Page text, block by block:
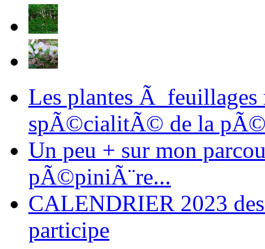
Les plantes Ã feuillages
spÃ©cialitÃ© de la
Un peu + sur mon
pÃ©piniÃ¨re...
CALENDRIER 2023
participe